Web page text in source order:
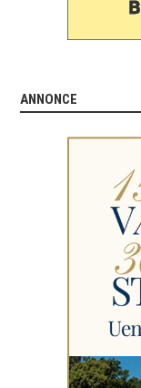
ANNONCE